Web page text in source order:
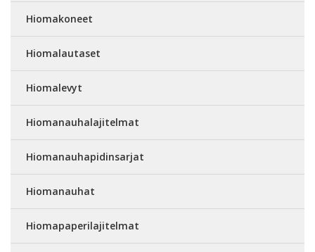
Hiomakoneet
Hiomalautaset
Hiomalevyt
Hiomanauhalajitelmat
Hiomanauhapidinsarjat
Hiomanauhat
Hiomapaperilajitelmat